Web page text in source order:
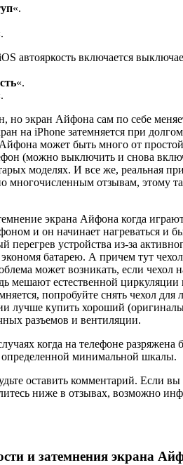
«.
автояркость включается
«.
экран Айфона сам по себе
на iPhone затемняется при
может быть много от
(можно выключить и снова
моделях. И все же, реальная
многочисленным отзывам, этому
экрана Айфона когда
и он начинает нагреваться и
устройства из-за
батарею. А причем тут
может возникать, если чехол
мешают естественной
попробуйте снять чехол
лучше купить хороший
разъемов и вентиляции.
когда на телефоне разряжена
определенной минимальной шкалы.
оставить комментарий. Если
ниже в отзывах, возможно
и затемнения экрана